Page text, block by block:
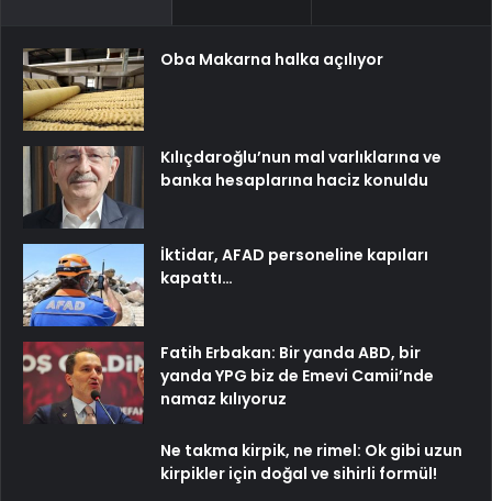
Oba Makarna halka açılıyor
Kılıçdaroğlu’nun mal varlıklarına ve
banka hesaplarına haciz konuldu
İktidar, AFAD personeline kapıları
kapattı…
Fatih Erbakan: Bir yanda ABD, bir
yanda YPG biz de Emevi Camii’nde
namaz kılıyoruz
Ne takma kirpik, ne rimel: Ok gibi uzun
kirpikler için doğal ve sihirli formül!